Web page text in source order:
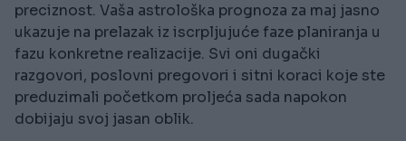
preciznost. Vaša astrološka prognoza za maj jasno
ukazuje na prelazak iz iscrpljujuće faze planiranja u
fazu konkretne realizacije. Svi oni dugački
razgovori, poslovni pregovori i sitni koraci koje ste
preduzimali početkom proljeća sada napokon
dobijaju svoj jasan oblik.